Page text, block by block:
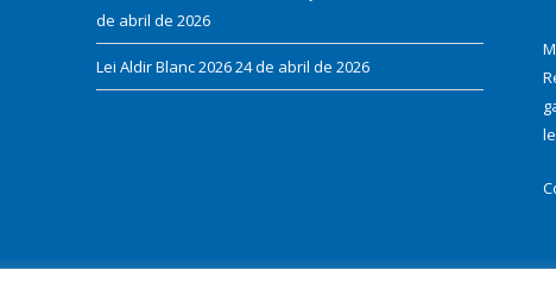
de abril de 2026
Lei Aldir Blanc 202624 de abril de 2026